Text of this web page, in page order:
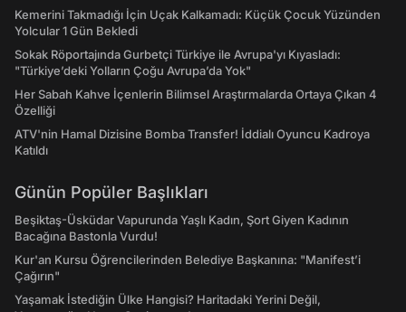
Kemerini Takmadığı İçin Uçak Kalkamadı: Küçük Çocuk Yüzünden
Yolcular 1 Gün Bekledi
Sokak Röportajında Gurbetçi Türkiye ile Avrupa'yı Kıyasladı:
"Türkiye’deki Yolların Çoğu Avrupa’da Yok"
Her Sabah Kahve İçenlerin Bilimsel Araştırmalarda Ortaya Çıkan 4
Özelliği
ATV'nin Hamal Dizisine Bomba Transfer! İddialı Oyuncu Kadroya
Katıldı
Günün Popüler Başlıkları
Beşiktaş-Üsküdar Vapurunda Yaşlı Kadın, Şort Giyen Kadının
Bacağına Bastonla Vurdu!
Kur'an Kursu Öğrencilerinden Belediye Başkanına: "Manifest’i
Çağırın"
Yaşamak İstediğin Ülke Hangisi? Haritadaki Yerini Değil,